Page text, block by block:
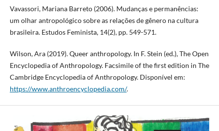
Vavassori, Mariana Barreto (2006). Mudanças e permanências:
um olhar antropológico sobre as relações de gênero na cultura
brasileira. Estudos Feminista, 14(2), pp. 549-571.
Wilson, Ara (2019). Queer anthropology. In F. Stein (ed.), The Open
Encyclopedia of Anthropology. Facsimile of the first edition in The
Cambridge Encyclopedia of Anthropology. Disponível em:
https://www.anthroencyclopedia.com/.